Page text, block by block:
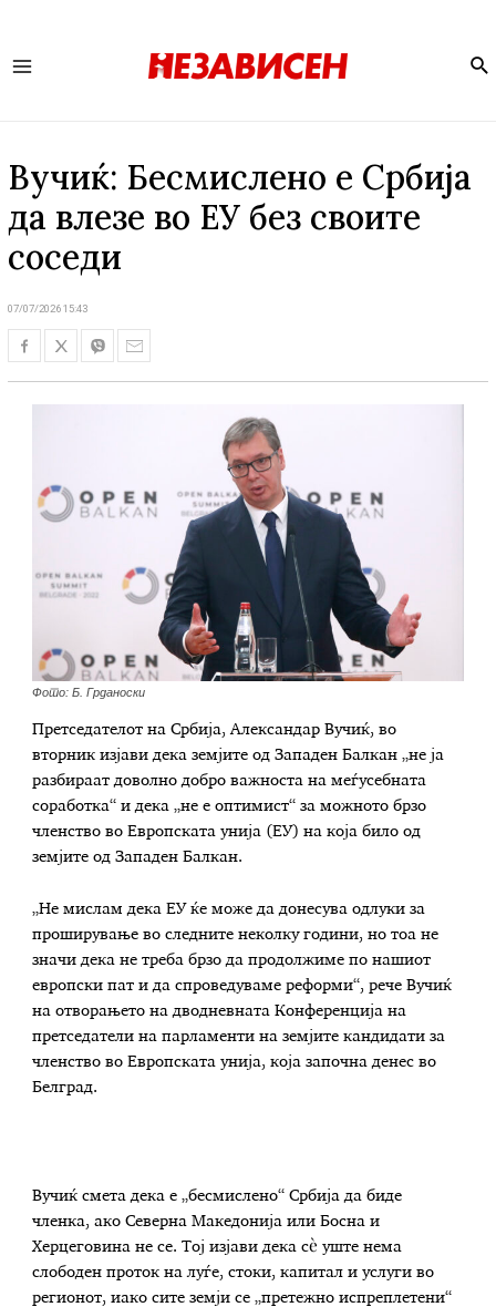
Вучиќ: Бесмислено е Србија
да влезе во ЕУ без своите
соседи
07/07/2026 15:43
Фото: Б. Грданоски
Претседателот на Србија, Александар Вучиќ, во
вторник изјави дека земјите од Западен Балкан „не ја
разбираат доволно добро важноста на меѓусебната
соработка“ и дека „не е оптимист“ за можното брзо
членство во Европската унија (ЕУ) на која било од
земјите од Западен Балкан.
„Не мислам дека ЕУ ќе може да донесува одлуки за
проширување во следните неколку години, но тоа не
значи дека не треба брзо да продолжиме по нашиот
европски пат и да спроведуваме реформи“, рече Вучиќ
на отворањето на дводневната Конференција на
претседатели на парламенти на земјите кандидати за
членство во Европската унија, која започна денес во
Белград.
Вучиќ смета дека е „бесмислено“ Србија да биде
членка, ако Северна Македонија или Босна и
Херцеговина не се. Тој изјави дека сè уште нема
слободен проток на луѓе, стоки, капитал и услуги во
регионот, иако сите земји се „претежно испреплетени“